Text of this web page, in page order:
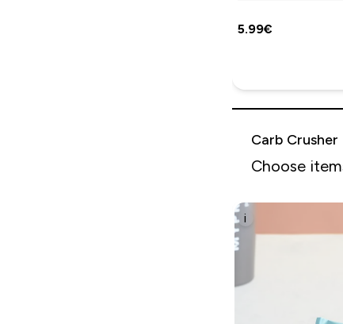
5.99€‎
Carb Crusher
Choose
i